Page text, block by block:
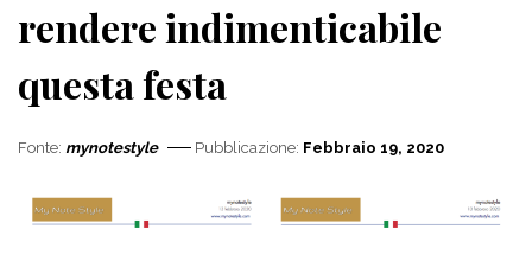
rendere indimenticabile
questa festa
Fonte: mynotestyle Pubblicazione: Febbraio 19, 2020